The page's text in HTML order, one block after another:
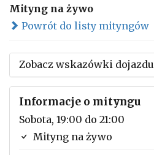
Mityng na żywo
Powrót do listy mityngów
Zobacz wskazówki dojazdu
Informacje o mityngu
Sobota, 19:00 do 21:00
Mityng na żywo